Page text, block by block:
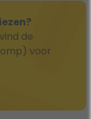
de
voor